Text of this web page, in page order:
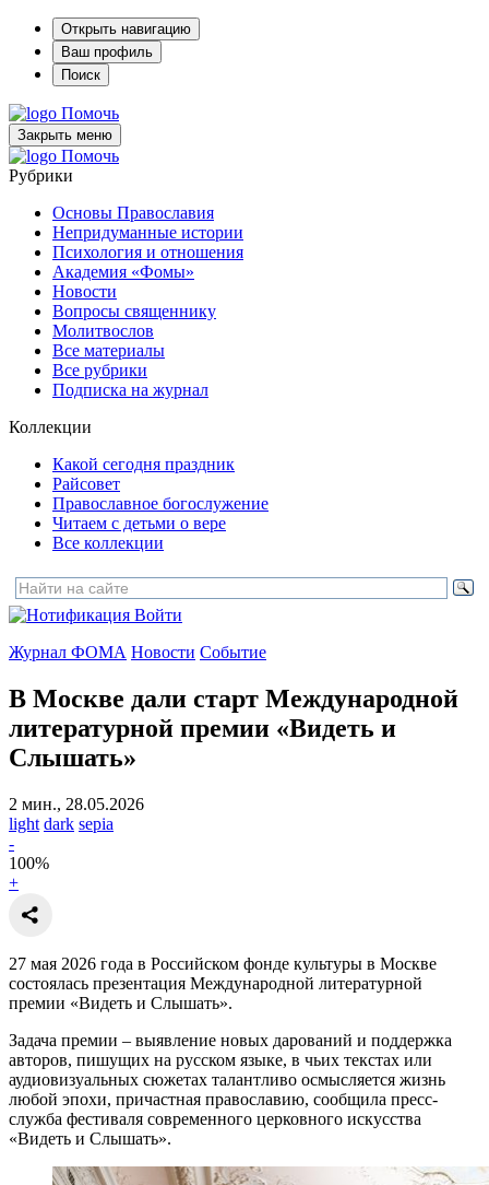
Открыть навигацию
Ваш профиль
Поиск
Помочь
Закрыть меню
Помочь
Рубрики
Основы Православия
Непридуманные истории
Психология и отношения
Академия «Фомы»
Новости
Вопросы священнику
Молитвослов
Все материалы
Все рубрики
Подписка на журнал
Коллекции
Какой сегодня праздник
Райсовет
Православное богослужение
Читаем с детьми о вере
Все коллекции
Войти
Журнал ФОМА Новости Событие
В Москве дали старт Международной
литературной премии «Видеть и
Слышать»
2 мин., 28.05.2026
light dark sepia
-
100%
+
27 мая 2026 года в Российском фонде культуры в Москве
состоялась презентация Международной литературной
премии «Видеть и Слышать».
Задача премии – выявление новых дарований и поддержка
авторов, пишущих на русском языке, в чьих текстах или
аудиовизуальных сюжетах талантливо осмысляется жизнь
любой эпохи, причастная православию, сообщила пресс-
служба фестиваля современного церковного искусства
«Видеть и Слышать».